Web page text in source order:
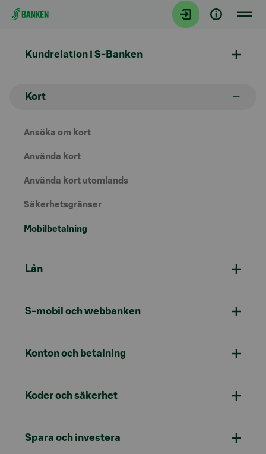
Gå direkt till innehållet
Kundrelation i S-Banken
Kort
Ansöka om kort
Använda kort
Använda kort utomlands
Säkerhetsgränser
Mobilbetalning
Lån
S-mobil och webbanken
Konton och betalning
Koder och säkerhet
Spara och investera